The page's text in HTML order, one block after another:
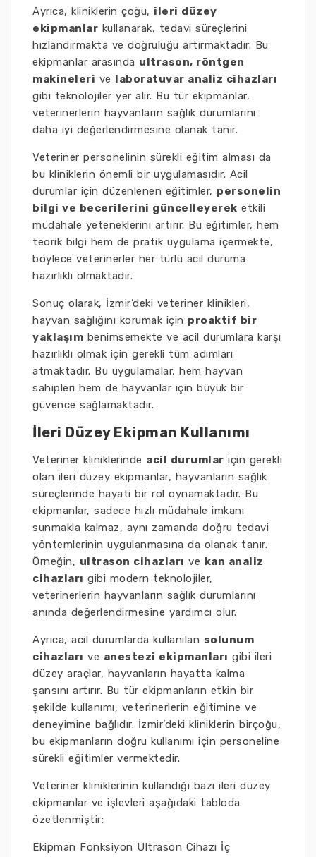
Ayrıca, kliniklerin çoğu, ileri düzey
ekipmanlar kullanarak, tedavi süreçlerini
hızlandırmakta ve doğruluğu artırmaktadır. Bu
ekipmanlar arasında ultrason, röntgen
makineleri ve laboratuvar analiz cihazları
gibi teknolojiler yer alır. Bu tür ekipmanlar,
veterinerlerin hayvanların sağlık durumlarını
daha iyi değerlendirmesine olanak tanır.
Veteriner personelinin sürekli eğitim alması da
bu kliniklerin önemli bir uygulamasıdır. Acil
durumlar için düzenlenen eğitimler, personelin
bilgi ve becerilerini güncelleyerek etkili
müdahale yeteneklerini artırır. Bu eğitimler, hem
teorik bilgi hem de pratik uygulama içermekte,
böylece veterinerler her türlü acil duruma
hazırlıklı olmaktadır.
Sonuç olarak, İzmir’deki veteriner klinikleri,
hayvan sağlığını korumak için proaktif bir
yaklaşım benimsemekte ve acil durumlara karşı
hazırlıklı olmak için gerekli tüm adımları
atmaktadır. Bu uygulamalar, hem hayvan
sahipleri hem de hayvanlar için büyük bir
güvence sağlamaktadır.
İleri Düzey Ekipman Kullanımı
Veteriner kliniklerinde acil durumlar için gerekli
olan ileri düzey ekipmanlar, hayvanların sağlık
süreçlerinde hayati bir rol oynamaktadır. Bu
ekipmanlar, sadece hızlı müdahale imkanı
sunmakla kalmaz, aynı zamanda doğru tedavi
yöntemlerinin uygulanmasına da olanak tanır.
Örneğin, ultrason cihazları ve kan analiz
cihazları gibi modern teknolojiler,
veterinerlerin hayvanların sağlık durumlarını
anında değerlendirmesine yardımcı olur.
Ayrıca, acil durumlarda kullanılan solunum
cihazları ve anestezi ekipmanları gibi ileri
düzey araçlar, hayvanların hayatta kalma
şansını artırır. Bu tür ekipmanların etkin bir
şekilde kullanımı, veterinerlerin eğitimine ve
deneyimine bağlıdır. İzmir’deki kliniklerin birçoğu,
bu ekipmanların doğru kullanımı için personeline
sürekli eğitimler vermektedir.
Veteriner kliniklerinin kullandığı bazı ileri düzey
ekipmanlar ve işlevleri aşağıdaki tabloda
özetlenmiştir:
Ekipman Fonksiyon Ultrason Cihazı İç